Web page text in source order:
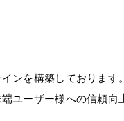
ンを構築しておりま
ユーザー様への信頼向